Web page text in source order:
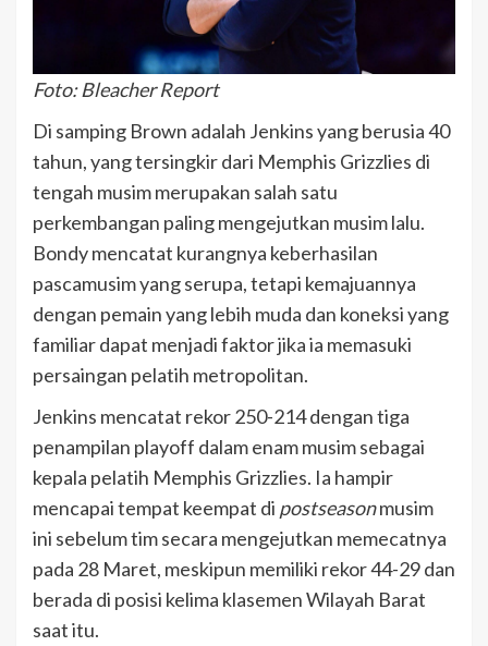
Foto: Bleacher Report
Di samping Brown adalah Jenkins yang berusia 40
tahun, yang tersingkir dari Memphis Grizzlies di
tengah musim merupakan salah satu
perkembangan paling mengejutkan musim lalu.
Bondy mencatat kurangnya keberhasilan
pascamusim yang serupa, tetapi kemajuannya
dengan pemain yang lebih muda dan koneksi yang
familiar dapat menjadi faktor jika ia memasuki
persaingan pelatih metropolitan.
Jenkins mencatat rekor 250-214 dengan tiga
penampilan playoff dalam enam musim sebagai
kepala pelatih Memphis Grizzlies. Ia hampir
mencapai tempat keempat di postseasonmusim
ini sebelum tim secara mengejutkan memecatnya
pada 28 Maret, meskipun memiliki rekor 44-29 dan
berada di posisi kelima klasemen Wilayah Barat
saat itu.